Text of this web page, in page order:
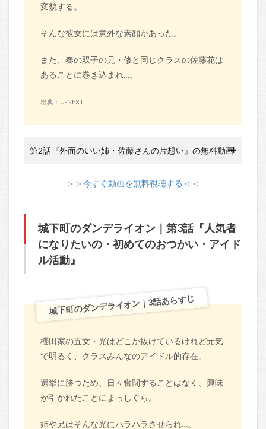
変貌する。
そんな彼女には意外な素顔があった。
また、奏の双子の兄・修と同じクラスの佐藤花は
あることに巻き込まれ…。
出典：U-NEXT
第2話『外面のいい姉・佐藤さんの片想い』の無料動画
＞＞今すぐ動画を無料視聴する＜＜
城下町のダンデライオン｜第3話『人気者
になりたいの・初めてのおつかい・アイド
ル活動』
城下町のダンデライオン｜3話あらすじ
櫻田家の五女・光はどこか抜けているけれど元気
で明るく、クラスみんなのアイドル的存在。
選挙に勝つため、日々奮闘することはなく、興味
が引かれたことにまっしぐら。
姉や兄はそんな光にハラハラさせられ…。